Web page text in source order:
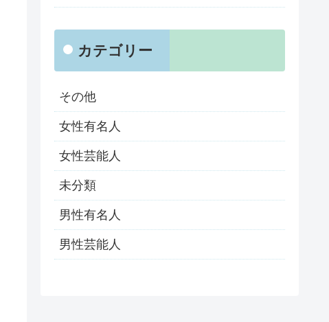
カテゴリー
その他
女性有名人
女性芸能人
未分類
男性有名人
男性芸能人